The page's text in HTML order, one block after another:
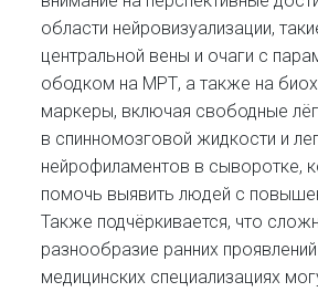
области нейровизуализации,
центральной вены и очаги с
ободком на МРТ, а также на
маркеры, включая свободные
в спинномозговой жидкости и
нейрофиламентов в сыворотке,
помочь выявить людей с
Также подчёркивается, что
разнообразие ранних
медицинских специализациях